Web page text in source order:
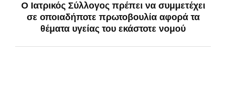
Ο Ιατρικός Σύλλογος πρέπει να συμμετέχει
σε οποιαδήποτε πρωτοβουλία αφορά τα
θέματα υγείας του εκάστοτε νομού